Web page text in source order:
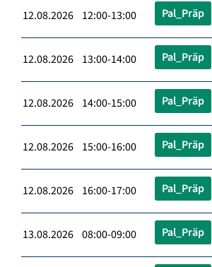
12.08.2026 12:00-13:00 Pal_Präp
12.08.2026 13:00-14:00 Pal_Präp
12.08.2026 14:00-15:00 Pal_Präp
12.08.2026 15:00-16:00 Pal_Präp
12.08.2026 16:00-17:00 Pal_Präp
13.08.2026 08:00-09:00 Pal_Präp